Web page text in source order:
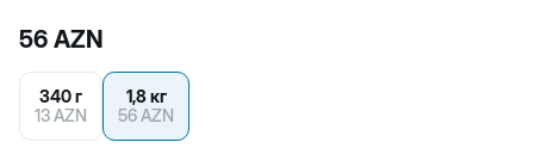
56 AZN
340 г
13AZN
1,8 кг
56AZN